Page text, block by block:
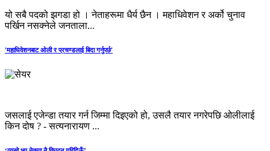
यो सबै पदको झगडा हो । नेताहरूमा धैर्य छैन । महाधिवेशन र अर्को चुनाव
पर्खिन नसक्नेले जनताला...
'महाधिवेशनबाट ओली र प्रचण्डलाई बिदा गर्नुपर्छ'
जसलाई एजेन्डा तयार गर्न जिम्मा दिइएको हो, उसलै तयार नगरेपछि ओलीलाई
किन दोष ? - सत्यनारायण ...